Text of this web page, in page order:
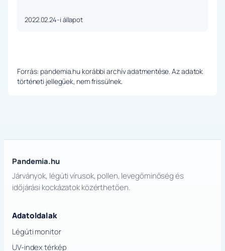
2022.02.24-i állapot
Forrás: pandemia.hu korábbi archív adatmentése. Az adatok
történeti jellegűek, nem frissülnek.
Pandemia.hu
Járványok, légúti vírusok, pollen, levegőminőség és
időjárási kockázatok közérthetően.
Adatoldalak
Légúti monitor
UV-index térkép